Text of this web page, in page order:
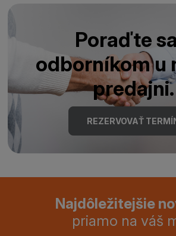
Poraďte
odborníkom u
predajni.
REZERVOVAŤ
Najdôležitejšie
priamo na váš